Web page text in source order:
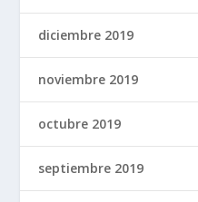
diciembre 2019
noviembre 2019
octubre 2019
septiembre 2019